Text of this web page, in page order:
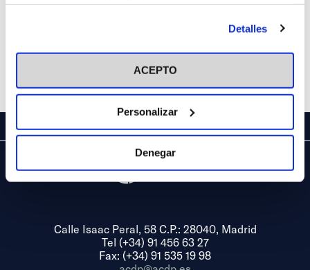
en el botón "Personalizar". Para más información puedes
visitar nuestra Política de Cookies
Detalles
ACEPTO
Personalizar
Denegar
Calle Isaac Peral, 58 C.P.: 28040, Madrid
Tel (+34) 91 456 63 27
Fax: (+34) 91 535 19 98